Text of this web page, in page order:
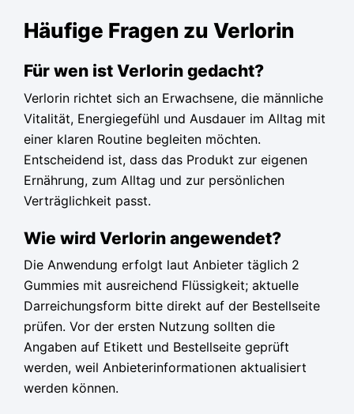
Häufige Fragen zu Verlorin
Für wen ist Verlorin gedacht?
Verlorin richtet sich an Erwachsene, die männliche
Vitalität, Energiegefühl und Ausdauer im Alltag mit
einer klaren Routine begleiten möchten.
Entscheidend ist, dass das Produkt zur eigenen
Ernährung, zum Alltag und zur persönlichen
Verträglichkeit passt.
Wie wird Verlorin angewendet?
Die Anwendung erfolgt laut Anbieter täglich 2
Gummies mit ausreichend Flüssigkeit; aktuelle
Darreichungsform bitte direkt auf der Bestellseite
prüfen. Vor der ersten Nutzung sollten die
Angaben auf Etikett und Bestellseite geprüft
werden, weil Anbieterinformationen aktualisiert
werden können.